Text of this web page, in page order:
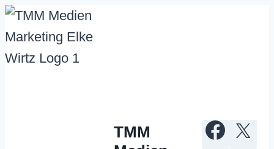
Zum
Inhalt
springen
TMM